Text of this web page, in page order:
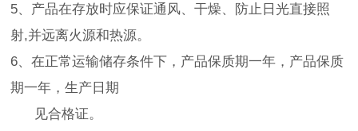
5、产品在存放时应保证通风、干燥、防止日光直接照
射,并远离火源和热源。
6、在正常运输储存条件下，产品保质期一年，产品保质
期一年，生产日期
见合格证。